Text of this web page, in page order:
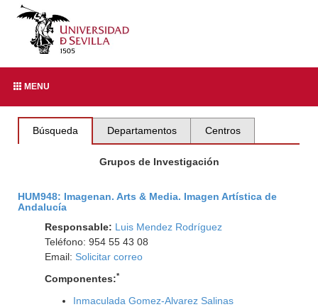
MENU
Búsqueda Departamentos Centros
Grupos de Investigación
HUM948: Imagenan. Arts & Media. Imagen Artística de
Andalucía
Responsable: Luis Mendez Rodríguez
Teléfono: 954 55 43 08
Email: Solicitar correo
Componentes:*
Inmaculada Gomez-Alvarez Salinas